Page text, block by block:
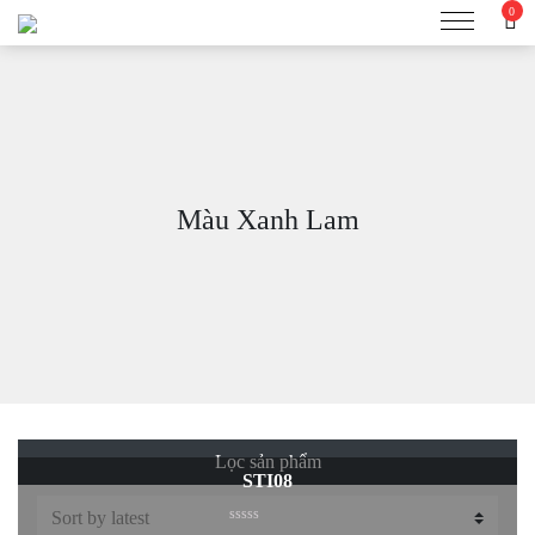
0
Màu Xanh Lam
Lọc sản phẩm
STI08